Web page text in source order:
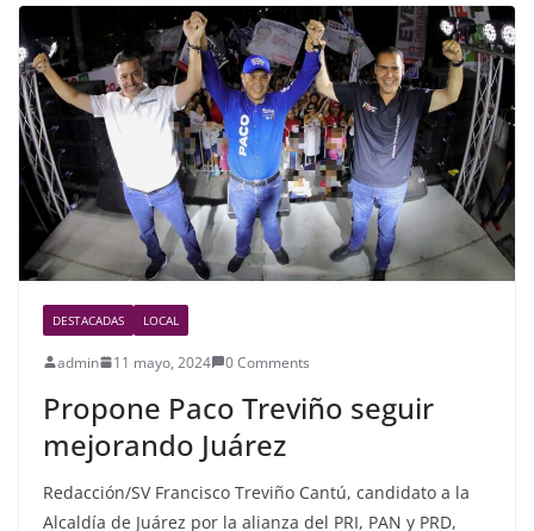
b
o
o
k
DESTACADAS LOCAL
admin 11 mayo, 2024 0 Comments
Propone Paco Treviño seguir
mejorando Juárez
Redacción/SV Francisco Treviño Cantú, candidato a la
Alcaldía de Juárez por la alianza del PRI, PAN y PRD,